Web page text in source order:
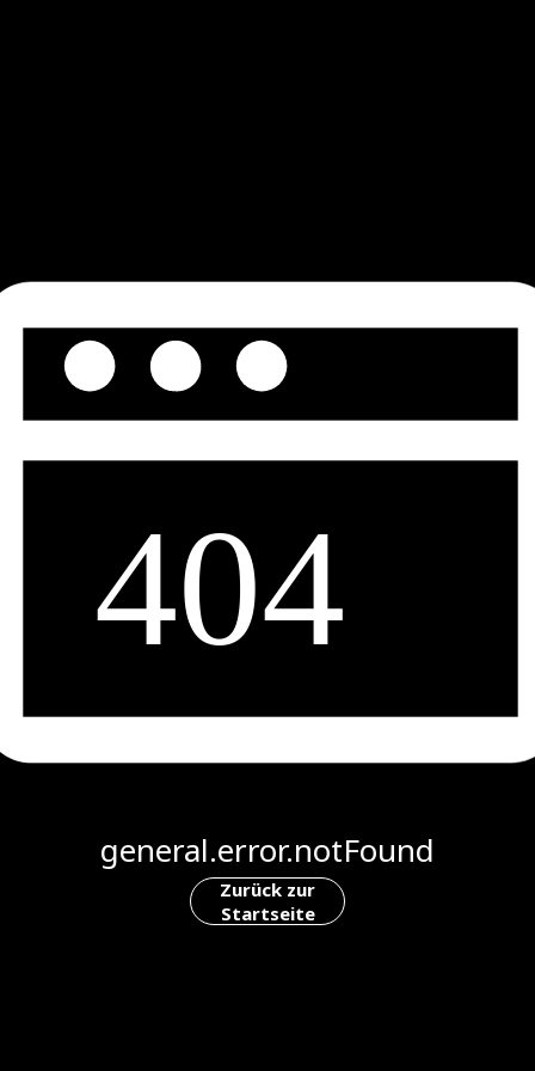
general.error.notFound
Zurück zur
Startseite